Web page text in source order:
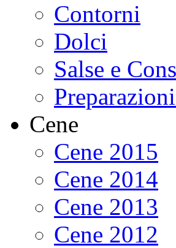
Contorni
Dolci
Salse e
Cene
Cene 2015
Cene 2014
Cene 2013
Cene 2012